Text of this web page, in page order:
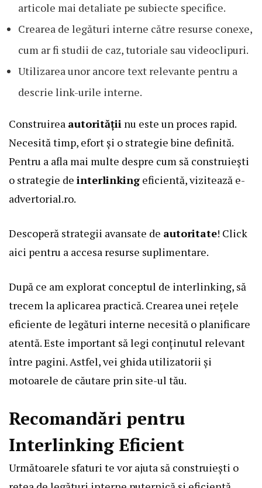
articole mai detaliate pe subiecte specifice.
Crearea de legături interne către resurse conexe,
cum ar fi studii de caz, tutoriale sau videoclipuri.
Utilizarea unor ancore text relevante pentru a
descrie link-urile interne.
Construirea autorității nu este un proces rapid.
Necesită timp, efort și o strategie bine definită.
Pentru a afla mai multe despre cum să construiești
o strategie de interlinking eficientă, vizitează e-
advertorial.ro.
Descoperă strategii avansate de autoritate! Click
aici pentru a accesa resurse suplimentare.
După ce am explorat conceptul de interlinking, să
trecem la aplicarea practică. Crearea unei rețele
eficiente de legături interne necesită o planificare
atentă. Este important să legi conținutul relevant
între pagini. Astfel, vei ghida utilizatorii și
motoarele de căutare prin site-ul tău.
Recomandări pentru
Interlinking Eficient
Următoarele sfaturi te vor ajuta să construiești o